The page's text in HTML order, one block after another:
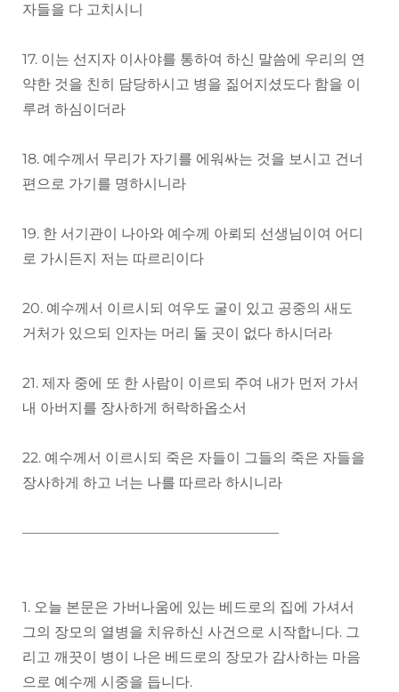
자들을 다 고치시니
17. 이는 선지자 이사야를 통하여 하신 말씀에 우리의 연
약한 것을 친히 담당하시고 병을 짊어지셨도다 함을 이
루려 하심이더라
18. 예수께서 무리가 자기를 에워싸는 것을 보시고 건너
편으로 가기를 명하시니라
19. 한 서기관이 나아와 예수께 아뢰되 선생님이여 어디
로 가시든지 저는 따르리이다
20. 예수께서 이르시되 여우도 굴이 있고 공중의 새도
거처가 있으되 인자는 머리 둘 곳이 없다 하시더라
21. 제자 중에 또 한 사람이 이르되 주여 내가 먼저 가서
내 아버지를 장사하게 허락하옵소서
22. 예수께서 이르시되 죽은 자들이 그들의 죽은 자들을
장사하게 하고 너는 나를 따르라 하시니라
——————————————————
1. 오늘 본문은 가버나움에 있는 베드로의 집에 가셔서
그의 장모의 열병을 치유하신 사건으로 시작합니다. 그
리고 깨끗이 병이 나은 베드로의 장모가 감사하는 마음
으로 예수께 시중을 듭니다.